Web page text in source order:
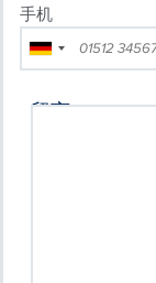
手机
留言